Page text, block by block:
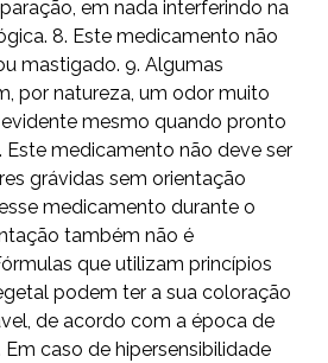
em nada interferindo na
8. Este medicamento não
mastigado. 9. Algumas
por natureza, um odor muito
mesmo quando pronto
Este medicamento não deve ser
grávidas sem orientação
medicamento durante o
também não é
que utilizam princípios
podem ter a sua coloração
de acordo com a época de
Em caso de hipersensibilidade